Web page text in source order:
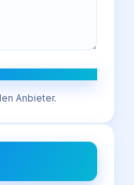
Anbieter.